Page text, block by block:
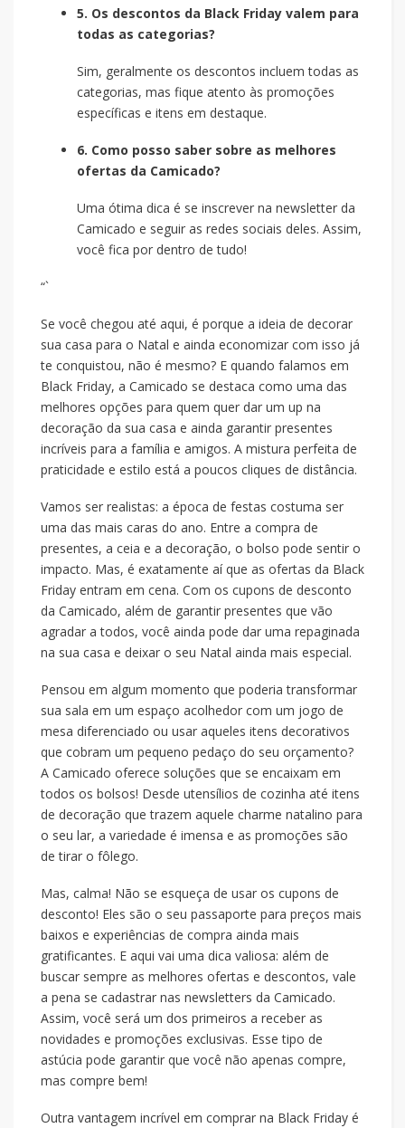
5. Os descontos da Black Friday valem para
todas as categorias?
Sim, geralmente os descontos incluem todas as
categorias, mas fique atento às promoções
específicas e itens em destaque.
6. Como posso saber sobre as melhores
ofertas da Camicado?
Uma ótima dica é se inscrever na newsletter da
Camicado e seguir as redes sociais deles. Assim,
você fica por dentro de tudo!
“`
Se você chegou até aqui, é porque a ideia de decorar
sua casa para o Natal e ainda economizar com isso já
te conquistou, não é mesmo? E quando falamos em
Black Friday, a Camicado se destaca como uma das
melhores opções para quem quer dar um up na
decoração da sua casa e ainda garantir presentes
incríveis para a família e amigos. A mistura perfeita de
praticidade e estilo está a poucos cliques de distância.
Vamos ser realistas: a época de festas costuma ser
uma das mais caras do ano. Entre a compra de
presentes, a ceia e a decoração, o bolso pode sentir o
impacto. Mas, é exatamente aí que as ofertas da Black
Friday entram em cena. Com os cupons de desconto
da Camicado, além de garantir presentes que vão
agradar a todos, você ainda pode dar uma repaginada
na sua casa e deixar o seu Natal ainda mais especial.
Pensou em algum momento que poderia transformar
sua sala em um espaço acolhedor com um jogo de
mesa diferenciado ou usar aqueles itens decorativos
que cobram um pequeno pedaço do seu orçamento?
A Camicado oferece soluções que se encaixam em
todos os bolsos! Desde utensílios de cozinha até itens
de decoração que trazem aquele charme natalino para
o seu lar, a variedade é imensa e as promoções são
de tirar o fôlego.
Mas, calma! Não se esqueça de usar os cupons de
desconto! Eles são o seu passaporte para preços mais
baixos e experiências de compra ainda mais
gratificantes. E aqui vai uma dica valiosa: além de
buscar sempre as melhores ofertas e descontos, vale
a pena se cadastrar nas newsletters da Camicado.
Assim, você será um dos primeiros a receber as
novidades e promoções exclusivas. Esse tipo de
astúcia pode garantir que você não apenas compre,
mas compre bem!
Outra vantagem incrível em comprar na Black Friday é